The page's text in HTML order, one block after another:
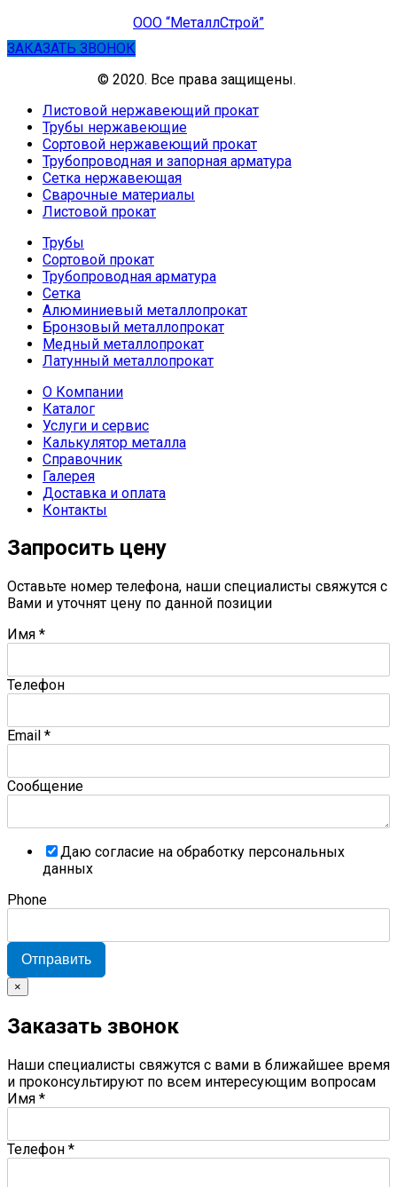
ООО “МеталлСтрой”
ЗАКАЗАТЬ ЗВОНОК
© 2020. Все права защищены.
Листовой нержавеющий прокат
Трубы нержавеющие
Сортовой нержавеющий прокат
Трубопроводная и запорная арматура
Сетка нержавеющая
Сварочные материалы
Листовой прокат
Трубы
Сортовой прокат
Трубопроводная арматура
Сетка
Алюминиевый металлопрокат
Бронзовый металлопрокат
Медный металлопрокат
Латунный металлопрокат
О Компании
Каталог
Услуги и сервис
Калькулятор металла
Справочник
Галерея
Доставка и оплата
Контакты
Запросить цену
Оставьте номер телефона, наши специалисты свяжутся с
Вами и уточнят цену по данной позиции
Имя *
Телефон
Email *
Сообщение
Даю согласие на обработку персональных
данных
Phone
Отправить
×
Заказать звонок
Наши специалисты свяжутся с вами в ближайшее время
и проконсультируют по всем интересующим вопросам
Имя *
Телефон *